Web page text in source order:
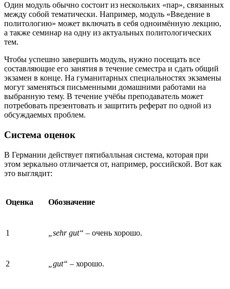
Один модуль обычно состоит из нескольких «пар», связанных
между собой тематически. Например, модуль «Введение в
политологию» может включать в себя одноимённую лекцию,
а также семинар на одну из актуальных политологических
тем.
Чтобы успешно завершить модуль, нужно посещать все
составляющие его занятия в течение семестра и сдать общий
экзамен в конце. На гуманитарных специальностях экзамены
могут заменяться письменными домашними работами на
выбранную тему. В течение учёбы преподаватель может
потребовать презентовать и защитить реферат по одной из
обсуждаемых проблем.
Система оценок
В Германии действует пятибалльная система, которая при
этом зеркально отличается от, например, российской. Вот как
это выглядит:
Оценка Обозначение
1 „sehr gut“ – очень хорошо.
2 „gut“ – хорошо.